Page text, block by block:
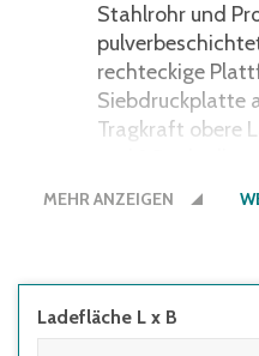
Stahlrohr und
rechteckige
Siebdruckplatte
Tragkraft obere
Bereifung,
MEHR ANZEIGEN
Ladefläche L x B